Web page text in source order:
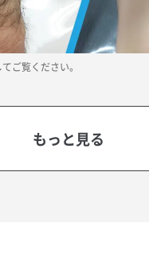
ご覧ください。
もっと見る